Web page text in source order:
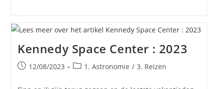
Kennedy Space Center : 2023
Bericht
op:
12/08/2023 Berichtcategorie:
1. Astronomie / 3. Reizen